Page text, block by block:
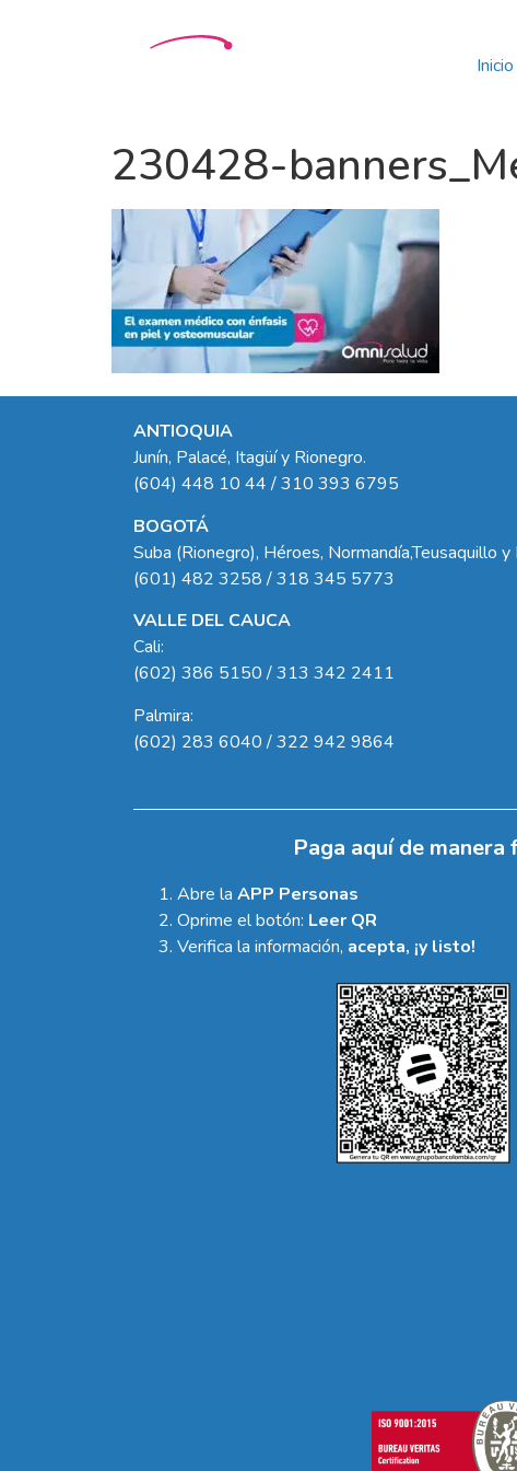
Inicio
230428-
ANTIOQUIA
Junín, Palacé, Itagüí y Rionegro.
(604) 448 10 44 / 310 393 6795
BOGOTÁ
Suba (Rionegro), Héroes, Normandía,Teusaquillo
(601) 482 3258 / 318 345 5773
VALLE DEL CAUCA
Cali:
(602) 386 5150 / 313 342 2411
Palmira:
(602) 283 6040 / 322 942 9864
Paga aquí de manera
Abre la APP Personas
Oprime el botón: Leer QR
Verifica la información, acepta, ¡y listo!